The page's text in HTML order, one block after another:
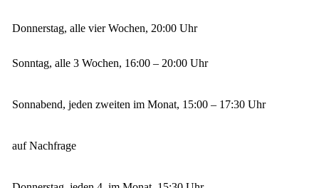
Donnerstag, alle vier Wochen, 20:00 Uhr
Sonntag, alle 3 Wochen, 16:00 – 20:00 Uhr
Sonnabend, jeden zweiten im Monat, 15:00 – 17:30 Uhr
auf Nachfrage